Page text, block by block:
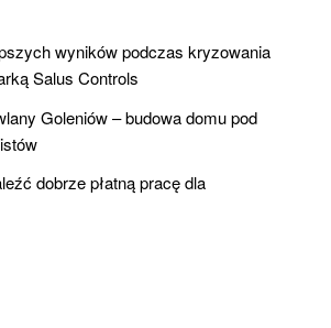
wyników podczas kryzowania
Salus Controls
Goleniów – budowa domu pod
dobrze płatną pracę dla